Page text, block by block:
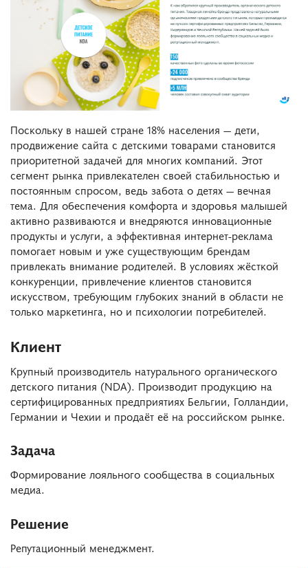
Поскольку в нашей стране 18% населения — дети,
продвижение сайта с детскими товарами становится
приоритетной задачей для многих компаний. Этот
сегмент рынка привлекателен своей стабильностью и
постоянным спросом, ведь забота о детях — вечная
тема. Для обеспечения комфорта и здоровья малышей
активно развиваются и внедряются инновационные
продукты и услуги, а эффективная интернет-реклама
помогает новым и уже существующим брендам
привлекать внимание родителей. В условиях жёсткой
конкуренции, привлечение клиентов становится
искусством, требующим глубоких знаний в области не
только маркетинга, но и психологии потребителей.
Клиент
Крупный производитель натурального органического
детского питания (NDA). Производит продукцию на
сертифицированных предприятиях Бельгии, Голландии,
Германии и Чехии и продаёт её на российском рынке.
Задача
Формирование лояльного сообщества в социальных
медиа.
Решение
Репутационный менеджмент.